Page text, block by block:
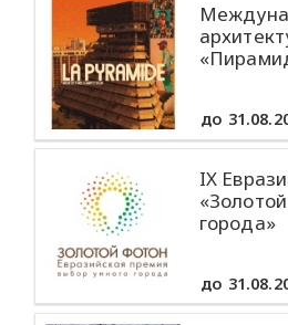
до
IX
города»
до